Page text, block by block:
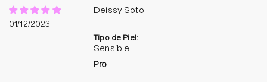
01/12/2023
Deissy Soto
Tipo de Piel:
Sensible
Pro